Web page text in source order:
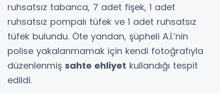
ruhsatsız tabanca, 7 adet fişek, 1 adet
ruhsatsız pompalı tüfek ve 1 adet ruhsatsız
tüfek bulundu. Öte yandan, şüpheli A.İ.’nin
polise yakalanmamak için kendi fotoğrafıyla
düzenlenmiş sahte ehliyet kullandığı tespit
edildi.